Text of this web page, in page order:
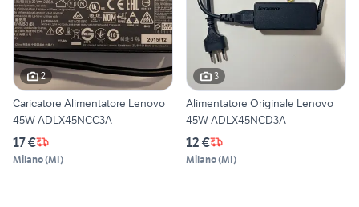
2
Caricatore Alimentatore Lenovo
45W ADLX45NCC3A
17 €
Milano(MI)
3
Alimentatore Originale Lenovo
45W ADLX45NCD3A
12 €
Milano(MI)